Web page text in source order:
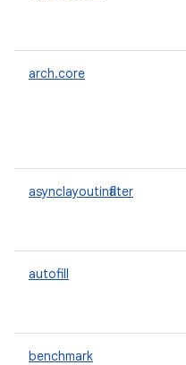
arch.core
asynclayoutinflater
autofill
benchmark